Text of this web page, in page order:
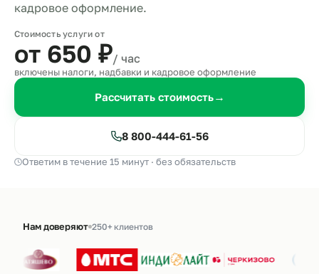
кадровое оформление.
Стоимость услуги от
от 650 ₽/ час
включены налоги, надбавки и кадровое оформление
Рассчитать стоимость→
8 800-444-61-56
Ответим в течение 15 минут · без обязательств
Нам доверяют 250+ клиентов